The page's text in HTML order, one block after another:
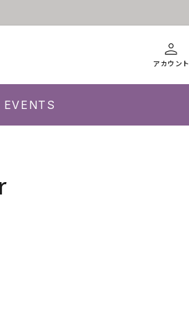
アカウント
EVENTS